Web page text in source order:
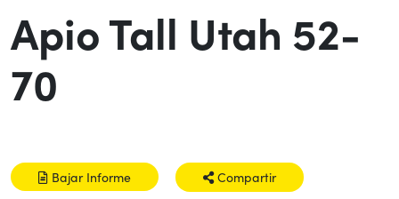
Apio Tall Utah 52-
70
Bajar Informe Compartir